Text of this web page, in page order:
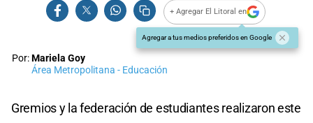
+ Agregar El Litoral en
Agregar a tus medios preferidos en Google
Por:Mariela Goy
Área Metropolitana - Educación
Gremios y la federación de estudiantes realizaron este